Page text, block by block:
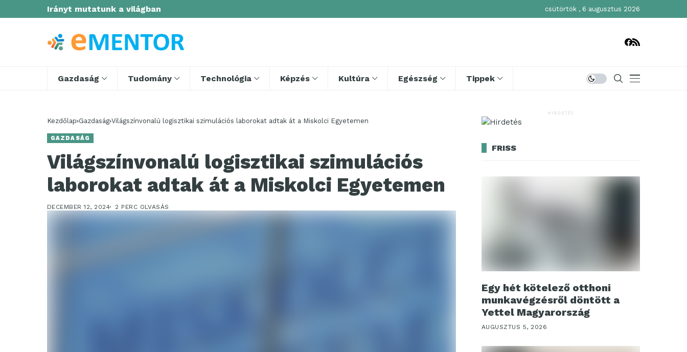
Irányt mutatunk a világban csütörtök , 6 augusztus 2026
Gazdaság Tudomány Technológia Képzés Kultúra Egészség Tippek
Kezdőlap Gazdaság Világszínvonalú logisztikai szimulációs laborokat adtak át a Miskolci Egyetemen
GAZDASÁG
Világszínvonalú logisztikai szimulációs
laborokat adtak át a Miskolci Egyetemen
DECEMBER 12, 2024 2 PERC OLVASÁS
HIRDETÉS
FRISS
Egy hét kötelező otthoni
munkavégzésről döntött a
Yettel Magyarország
AUGUSZTUS 5, 2026